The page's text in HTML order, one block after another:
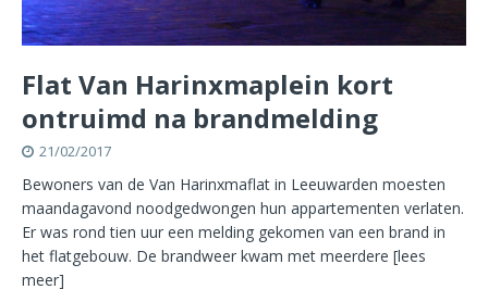
Flat Van Harinxmaplein kort
ontruimd na brandmelding
21/02/2017
Bewoners van de Van Harinxmaflat in Leeuwarden moesten
maandagavond noodgedwongen hun appartementen verlaten.
Er was rond tien uur een melding gekomen van een brand in
het flatgebouw. De brandweer kwam met meerdere [lees
meer]